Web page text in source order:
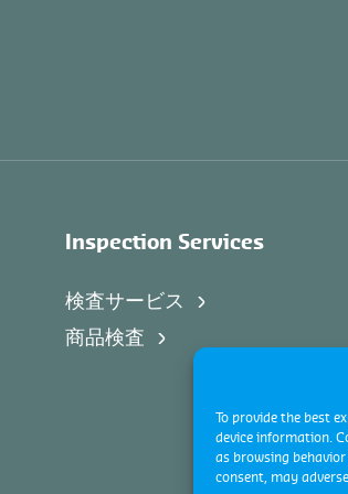
To provide the best
device information.
as browsing
consent, may
Inspection Services
検査サービス
商品検査